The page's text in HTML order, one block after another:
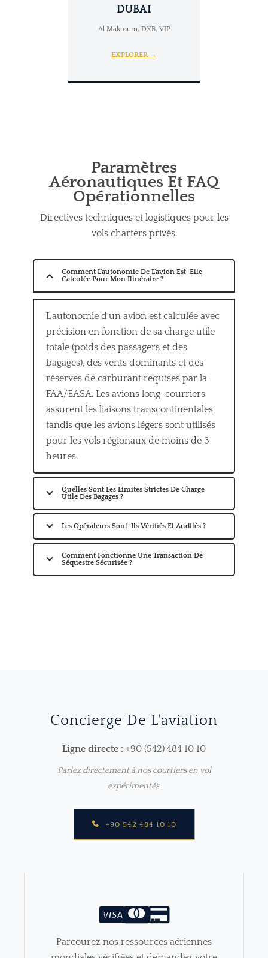
DUBAI
Al Maktoum, DXB, VIP
EXPLORER →
Paramètres
Aéronautiques Et FAQ
Opérationnelles
Directives techniques et logistiques pour les
vols charters privés.
Comment L'autonomie De L'avion Est-Elle
Calculée Pour Mon Itinéraire ?
L'autonomie d'un avion est calculée avec
précision en fonction de sa charge utile
totale (poids des passagers et des
bagages), des vents dominants et des
réserves de carburant requises par la
FAA/EASA. Les avions long-courriers
assurent les liaisons transcontinentales,
tandis que les avions légers sont utilisés
pour les vols régionaux de moins de 3
heures.
Quelles Sont Les Limites Strictes De Charge
Utile Des Bagages ?
Les Opérateurs Sont-Ils Vérifiés Et Audités ?
Comment Fonctionne Une Transaction De
Séquestre Sécurisée ?
Concierge De L'aviation
Ligne directe : +90 (542) 484 10 10
Parlez directement à nos courtiers en vol
expérimentés.
+90 542 484 10 10
Parcourez nos ressources aériennes